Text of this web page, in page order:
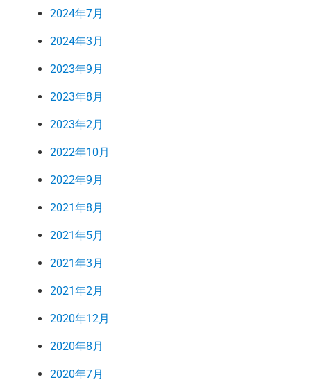
2024年7月
2024年3月
2023年9月
2023年8月
2023年2月
2022年10月
2022年9月
2021年8月
2021年5月
2021年3月
2021年2月
2020年12月
2020年8月
2020年7月